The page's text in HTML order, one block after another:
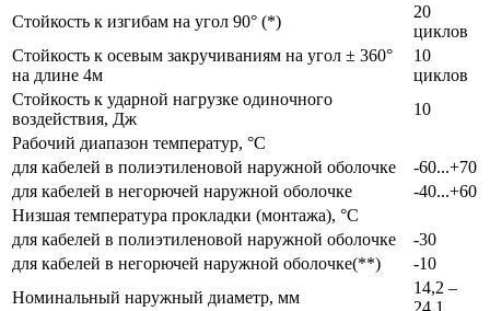
Стойкость к изгибам на угол 90° (*)
20
циклов
Стойкость к осевым закручиваниям на угол ± 360°
на длине 4м
10
циклов
Стойкость к ударной нагрузке одиночного
воздействия, Дж
10
Рабочий диапазон температур, °С
для кабелей в полиэтиленовой наружной оболочке
-60...+70
для кабелей в негорючей наружной оболочке
-40...+60
Низшая температура прокладки (монтажа), °С
для кабелей в полиэтиленовой наружной оболочке
-30
для кабелей в негорючей наружной оболочке(**)
-10
Номинальный наружный диаметр, мм
14,2 –
24,1